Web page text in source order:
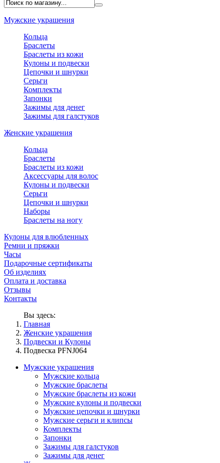
Мужские украшения
Кольца
Браслеты
Браслеты из кожи
Кулоны и подвески
Цепочки и шнурки
Серьги
Комплекты
Запонки
Зажимы для денег
Зажимы для галстуков
Женские украшения
Кольца
Браслеты
Браслеты из кожи
Аксессуары для волос
Кулоны и подвески
Серьги
Цепочки и шнурки
Наборы
Браслеты на ногу
Кулоны для влюбленных
Ремни и пряжки
Часы
Подарочные сертификаты
Об изделиях
Оплата и доставка
Отзывы
Контакты
Вы здесь:
Главная
Женские украшения
Подвески и Кулоны
Подвеска PFNJ064
Мужские украшения
Мужские кольца
Мужские браслеты
Мужские браслеты из кожи
Мужские кулоны и подвески
Мужские цепочки и шнурки
Мужские серьги и клипсы
Комплекты
Запонки
Зажимы для галстуков
Зажимы для денег